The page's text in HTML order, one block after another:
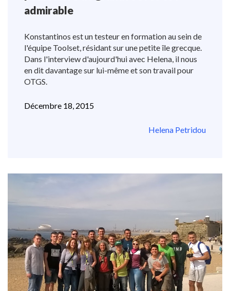
admirable
Konstantinos est un testeur en formation au sein de
l'équipe Toolset, résidant sur une petite île grecque.
Dans l'interview d'aujourd'hui avec Helena, il nous
en dit davantage sur lui-même et son travail pour
OTGS.
Décembre 18, 2015
Helena Petridou